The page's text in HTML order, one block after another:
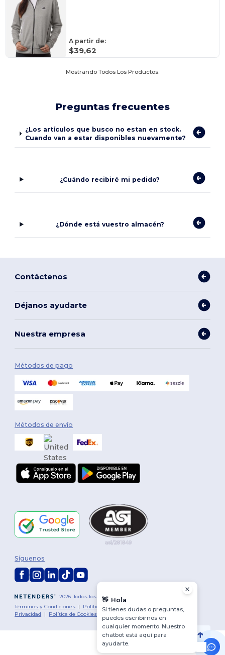
A partir de:
$39,62
Mostrando Todos Los Productos.
Preguntas frecuentes
¿Los artículos que busco no estan en stock.
Cuando van a estar disponibles nuevamente?
¿Cuándo recibiré mi pedido?
¿Dónde está vuestro almacén?
Contáctenos
Déjanos ayudarte
Nuestra empresa
Métodos de pago
Métodos de envío
2026. Todos los derechos reservados
Términos y Condiciones | Política de personalización
Política de
Privacidad | Política de Cookies
Síguenos
👋 Hola
Si tienes dudas o preguntas,
puedes escribirnos en
cualquier momento. Nuestro
chatbot está aquí para
ayudarte.